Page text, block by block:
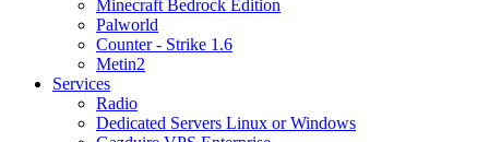
Minecraft Bedrock Edition
Palworld
Counter - Strike 1.6
Metin2
Services
Radio
Dedicated Servers Linux or Windows